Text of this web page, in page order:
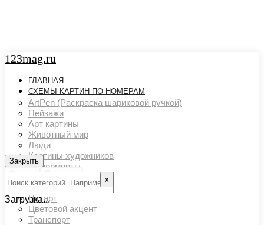
123mag.ru
ГЛАВНАЯ
СХЕМЫ КАРТИН ПО НОМЕРАМ
ArtPen (Раскраска шариковой ручкой)
Пейзажи
Арт картины
Животный мир
Люди
Картины художников
Натюрморты
Страны и города
Ню арт
Цветовой акцент
Транспорт
Закрыть
Фильтр
Очистить
Закрыть
х
Загрузка...